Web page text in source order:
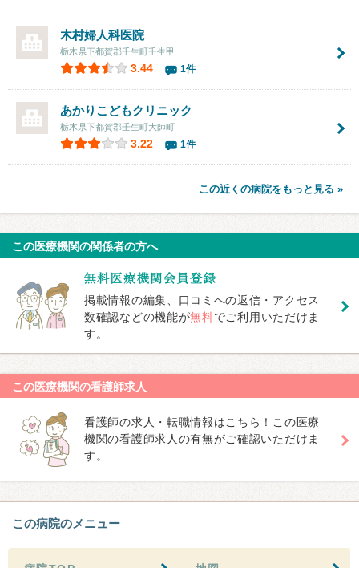
木村婦人科医院
栃木県下都賀郡壬生町壬生甲
3.44 1件
あかりこどもクリニック
栃木県下都賀郡壬生町大師町
3.22 1件
この近くの病院をもっと見る »
この医療機関の関係者の方へ
掲載情報の編集、口コミへの返信・アクセス
数確認などの機能が無料でご利用いただけま
す。
この医療機関の看護師求人
看護師の求人・転職情報はこちら！この医療
機関の看護師求人の有無がご確認いただけま
す。
この病院のメニュー